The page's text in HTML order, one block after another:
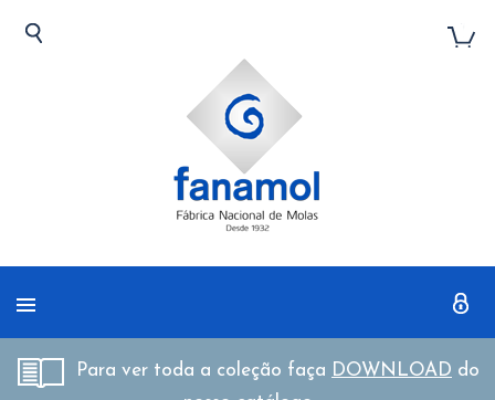
Para ver toda a coleção faça DOWNLOAD do